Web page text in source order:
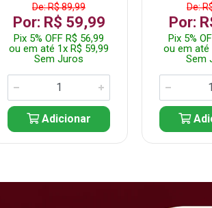
De: R$ 89,99
Por: R$ 59,99
Pix 5% OFF R$ 56,99
ou em até 1x R$ 59,99
Sem Juros
Adicionar
De:
Por:
Pix 5%
ou em até
Sem